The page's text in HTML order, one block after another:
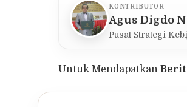
KONTRIBUTOR
Agus Digdo
Pusat Strategi
Untuk Mendapatkan